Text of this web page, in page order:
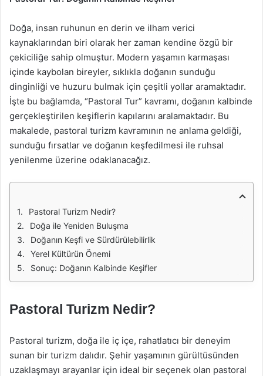
Doğa, insan ruhunun en derin ve ilham verici
kaynaklarından biri olarak her zaman kendine özgü bir
çekiciliğe sahip olmuştur. Modern yaşamın karmaşası
içinde kaybolan bireyler, sıklıkla doğanın sunduğu
dinginliği ve huzuru bulmak için çeşitli yollar aramaktadır.
İşte bu bağlamda, “Pastoral Tur” kavramı, doğanın kalbinde
gerçekleştirilen keşiflerin kapılarını aralamaktadır. Bu
makalede, pastoral turizm kavramının ne anlama geldiği,
sunduğu fırsatlar ve doğanın keşfedilmesi ile ruhsal
yenilenme üzerine odaklanacağız.
Pastoral Turizm Nedir?
Doğa ile Yeniden Buluşma
Doğanın Keşfi ve Sürdürülebilirlik
Yerel Kültürün Önemi
Sonuç: Doğanın Kalbinde Keşifler
Pastoral Turizm Nedir?
Pastoral turizm, doğa ile iç içe, rahatlatıcı bir deneyim
sunan bir turizm dalıdır. Şehir yaşamının gürültüsünden
uzaklaşmayı arayanlar için ideal bir seçenek olan pastoral